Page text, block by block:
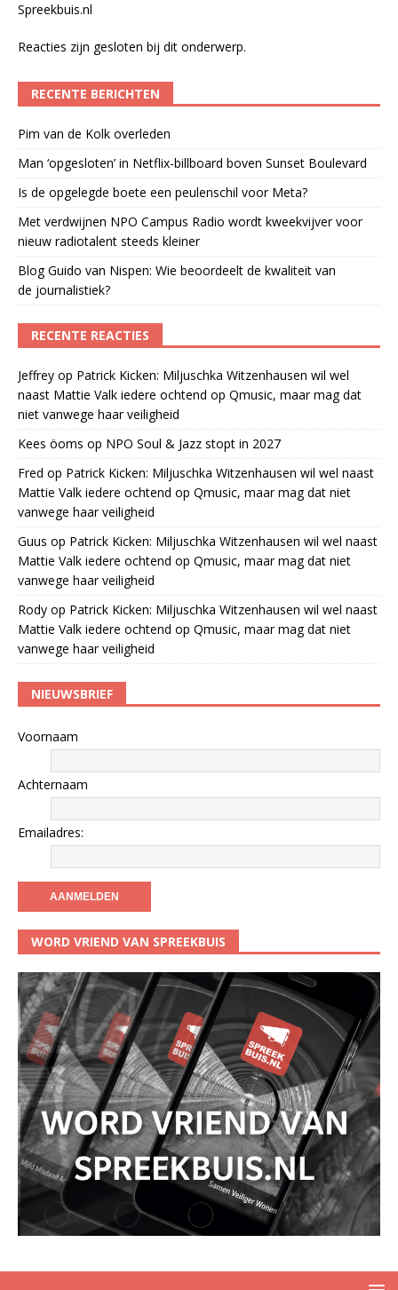
Spreekbuis.nl
Reacties zijn gesloten bij dit onderwerp.
RECENTE BERICHTEN
Pim van de Kolk overleden
Man ‘opgesloten’ in Netflix-billboard boven Sunset Boulevard
Is de opgelegde boete een peulenschil voor Meta?
Met verdwijnen NPO Campus Radio wordt kweekvijver voor
nieuw radiotalent steeds kleiner
Blog Guido van Nispen: Wie beoordeelt de kwaliteit van
de journalistiek?
RECENTE REACTIES
Jeffrey op Patrick Kicken: Miljuschka Witzenhausen wil wel
naast Mattie Valk iedere ochtend op Qmusic, maar mag dat
niet vanwege haar veiligheid
Kees öoms op NPO Soul & Jazz stopt in 2027
Fred op Patrick Kicken: Miljuschka Witzenhausen wil wel naast
Mattie Valk iedere ochtend op Qmusic, maar mag dat niet
vanwege haar veiligheid
Guus op Patrick Kicken: Miljuschka Witzenhausen wil wel naast
Mattie Valk iedere ochtend op Qmusic, maar mag dat niet
vanwege haar veiligheid
Rody op Patrick Kicken: Miljuschka Witzenhausen wil wel naast
Mattie Valk iedere ochtend op Qmusic, maar mag dat niet
vanwege haar veiligheid
NIEUWSBRIEF
Voornaam
Achternaam
Emailadres:
WORD VRIEND VAN SPREEKBUIS